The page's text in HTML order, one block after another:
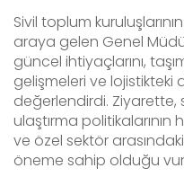
​Sivil toplum
araya gelen Genel
güncel ihtiyaçlarını,
gelişmeleri ve lojistikteki
değerlendirdi. Ziyarette,
ulaştırma
ve özel sektör
öneme sahip olduğu